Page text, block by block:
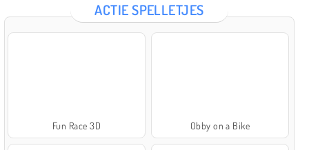
ACTIE SPELLETJES
Fun Race 3D Obby on a Bike